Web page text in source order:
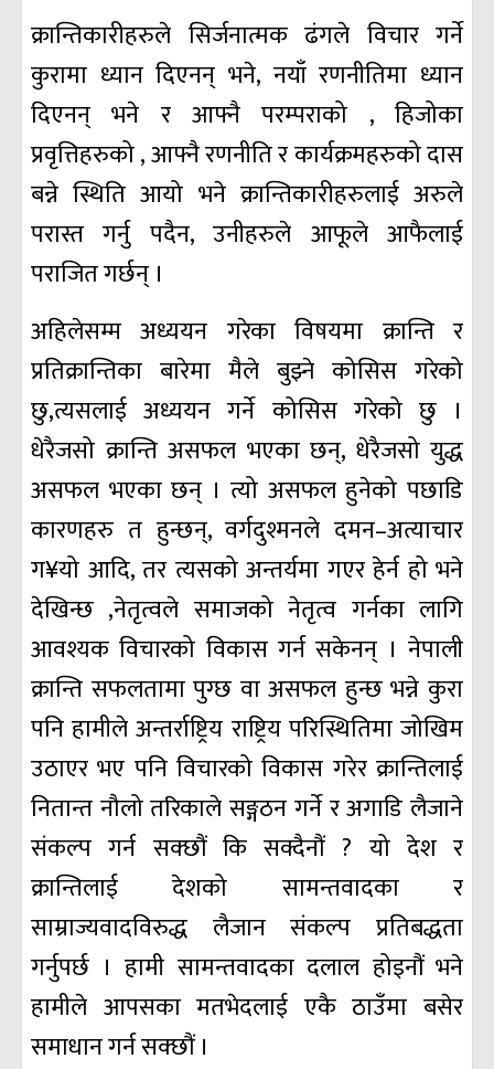
क्रान्तिकारीहरुले सिर्जनात्मक ढंगले विचार गर्ने
कुरामा ध्यान दिएनन् भने, नयाँ रणनीतिमा ध्यान
दिएनन् भने र आफ्नै परम्पराको , हिजोका
प्रवृत्तिहरुको , आफ्नै रणनीति र कार्यक्रमहरुको दास
बन्ने स्थिति आयो भने क्रान्तिकारीहरुलाई अरुले
परास्त गर्नु पदैन, उनीहरुले आफूले आफैलाई
पराजित गर्छन् ।
अहिलेसम्म अध्ययन गरेका विषयमा क्रान्ति र
प्रतिक्रान्तिका बारेमा मैले बुझ्ने कोसिस गरेको
छु,त्यसलाई अध्ययन गर्ने कोसिस गरेको छु ।
धेरैजसो क्रान्ति असफल भएका छन्, धेरैजसो युद्ध
असफल भएका छन् । त्यो असफल हुनेको पछाडि
कारणहरु त हुन्छन्, वर्गदुश्मनले दमन–अत्याचार
ग¥यो आदि, तर त्यसको अन्तर्यमा गएर हेर्न हो भने
देखिन्छ ,नेतृत्वले समाजको नेतृत्व गर्नका लागि
आवश्यक विचारको विकास गर्न सकेनन् । नेपाली
क्रान्ति सफलतामा पुग्छ वा असफल हुन्छ भन्ने कुरा
पनि हामीले अन्तर्राष्ट्रिय राष्ट्रिय परिस्थितिमा जोखिम
उठाएर भए पनि विचारको विकास गरेर क्रान्तिलाई
नितान्त नौलो तरिकाले सङ्गठन गर्ने र अगाडि लैजाने
संकल्प गर्न सक्छौं कि सक्दैनौं ? यो देश र
क्रान्तिलाई देशको सामन्तवादका र
साम्राज्यवादविरुद्ध लैजान संकल्प प्रतिबद्धता
गर्नुपर्छ । हामी सामन्तवादका दलाल होइनौं भने
हामीले आपसका मतभेदलाई एकै ठाउँमा बसेर
समाधान गर्न सक्छौं ।